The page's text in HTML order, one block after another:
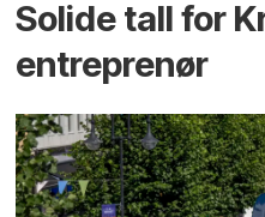
Solide tall for
entreprenør